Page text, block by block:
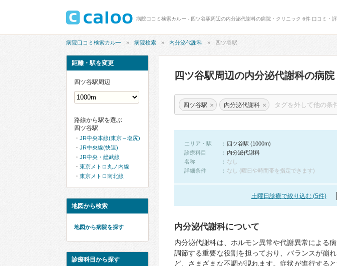
病院口コミ検索カルー - 四ツ谷駅周辺の内分泌代謝科の病院・クリニック 6件 口コミ・評
病院口コミ検索カルー 病院検索 内分泌代謝科 四ツ谷駅
四ツ谷駅周辺の内分泌代謝科の病
四ツ谷駅 × 内分泌代謝科 ×
エリア・駅
四ツ谷駅 (1000m)
診療科目
内分泌代謝科
名称
なし
詳細条件
なし (曜日や時間帯を指定できます)
土曜日診療で絞り込む (5件)
内分泌代謝科について
内分泌代謝科は、ホルモン異常や代謝異常による
調節する重要な役割を担っており、バランスが崩
ど、さまざまな不調が現れます。症状が進行する
距離・駅を変更
四ツ谷駅周辺
路線から駅を選ぶ
四ツ谷駅
JR中央本線(東京～塩尻)
JR中央線(快速)
JR中央・総武線
東京メトロ丸ノ内線
東京メトロ南北線
地図から検索
地図から病院を探す
診療科目から探す